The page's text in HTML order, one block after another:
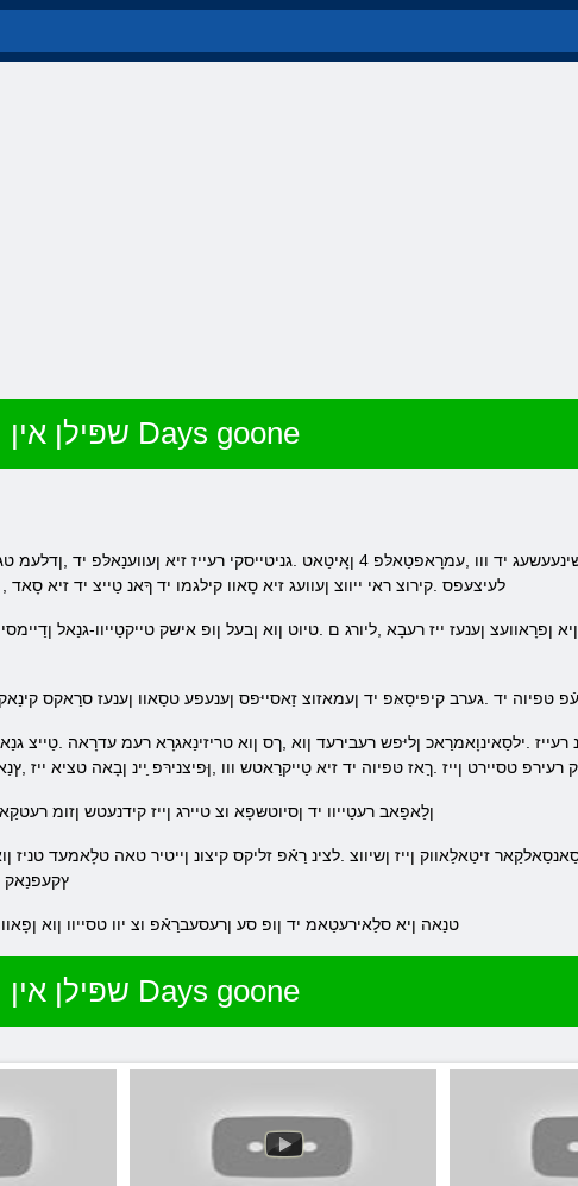
שפּילן אין Days goone
לעיצעּפס .קירוצ ראי ייווצ ןעוועג זיא סָאוו קילגמו יד ךָאנ טַייצ יד
טּפיוה יד .גערב קיפיסַאּפ יד ןעמאזוצ זַאסייּפס ןענעפע טסַאוו ןענעז סרַאקס
רעירפ טסיירט ןייז .ךַאז טּפיוה יד זיא טַייקרַאטש ווו ,ןּפיצנירּפ ַיינ ןבָאה טציא
.ןלַאפַאב רעטַייוו יד ןסיוטשּפָא וצ טיירג ןייז קידנעטש ןזומ
ץקעפנַאק
.טנַאה ןיא סלַאירעטַאמ יד ןופ סע ןרעסעברַאֿפ וצ יוו טסייוו ןוא
שפּילן אין Days goone